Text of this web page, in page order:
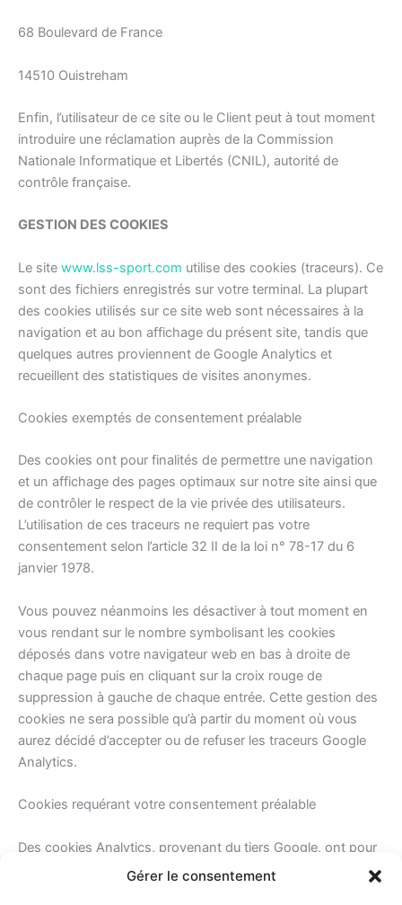
Gérer le consentement
68 Boulevard de France
14510 Ouistreham
Enfin, l’utilisateur de ce site ou le Client peut à tout moment
introduire une réclamation auprès de la Commission
Nationale Informatique et Libertés (CNIL), autorité de
contrôle française.
GESTION DES COOKIES
Le site www.lss-sport.com utilise des cookies (traceurs). Ce
sont des fichiers enregistrés sur votre terminal. La plupart
des cookies utilisés sur ce site web sont nécessaires à la
navigation et au bon affichage du présent site, tandis que
quelques autres proviennent de Google Analytics et
recueillent des statistiques de visites anonymes.
Cookies exemptés de consentement préalable
Des cookies ont pour finalités de permettre une navigation
et un affichage des pages optimaux sur notre site ainsi que
de contrôler le respect de la vie privée des utilisateurs.
L’utilisation de ces traceurs ne requiert pas votre
consentement selon l’article 32 II de la loi n° 78-17 du 6
janvier 1978.
Vous pouvez néanmoins les désactiver à tout moment en
vous rendant sur le nombre symbolisant les cookies
déposés dans votre navigateur web en bas à droite de
chaque page puis en cliquant sur la croix rouge de
suppression à gauche de chaque entrée. Cette gestion des
cookies ne sera possible qu’à partir du moment où vous
aurez décidé d’accepter ou de refuser les traceurs Google
Analytics.
Cookies requérant votre consentement préalable
Des cookies Analytics, provenant du tiers Google, ont pour
finalité de recueillir des statistiques de visites anonymes qui,